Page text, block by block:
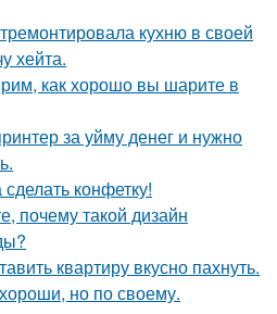
кухню в своей
хейта.
как хорошо вы шарите в
за уйму денег и нужно
конфетку!
почему такой дизайн
квартиру вкусно пахнуть.
но по своему.